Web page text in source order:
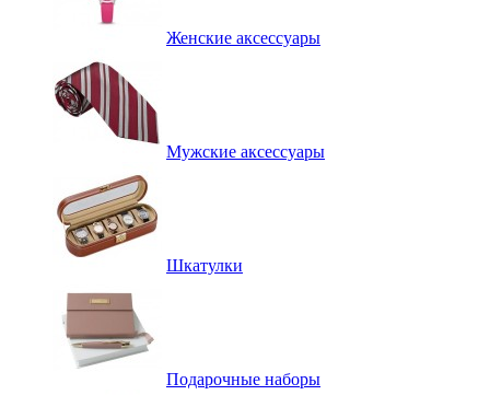
Женские аксессуары
Мужские аксессуары
Шкатулки
Подарочные наборы